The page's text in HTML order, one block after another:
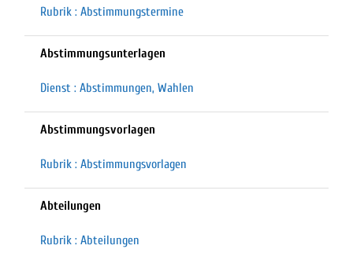
Rubrik : Abstimmungstermine
Abstimmungsunterlagen
Dienst : Abstimmungen, Wahlen
Abstimmungsvorlagen
Rubrik : Abstimmungsvorlagen
Abteilungen
Rubrik : Abteilungen